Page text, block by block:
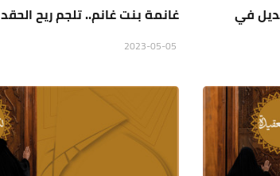
في
غانمة بنت غانم.. تلجم ريح الحقد